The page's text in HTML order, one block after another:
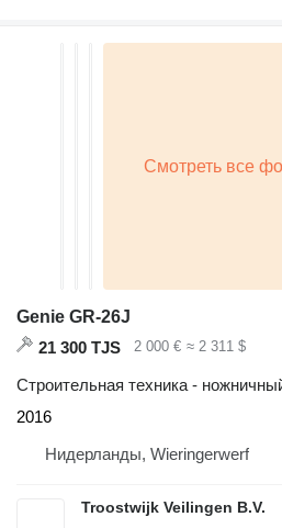
Genie GR-26J
21 300 TJS
2 000 € ≈ 2 311 $
Строительная техника -
2016
Нидерланды, Wieringerwerf
Troostwijk Veilingen B.V.